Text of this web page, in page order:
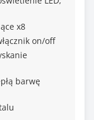
x8
on/off
barwę